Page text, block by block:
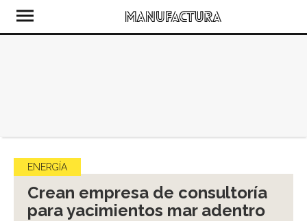
ENERGÍA
Crean empresa de consultoría
para yacimientos mar adentro